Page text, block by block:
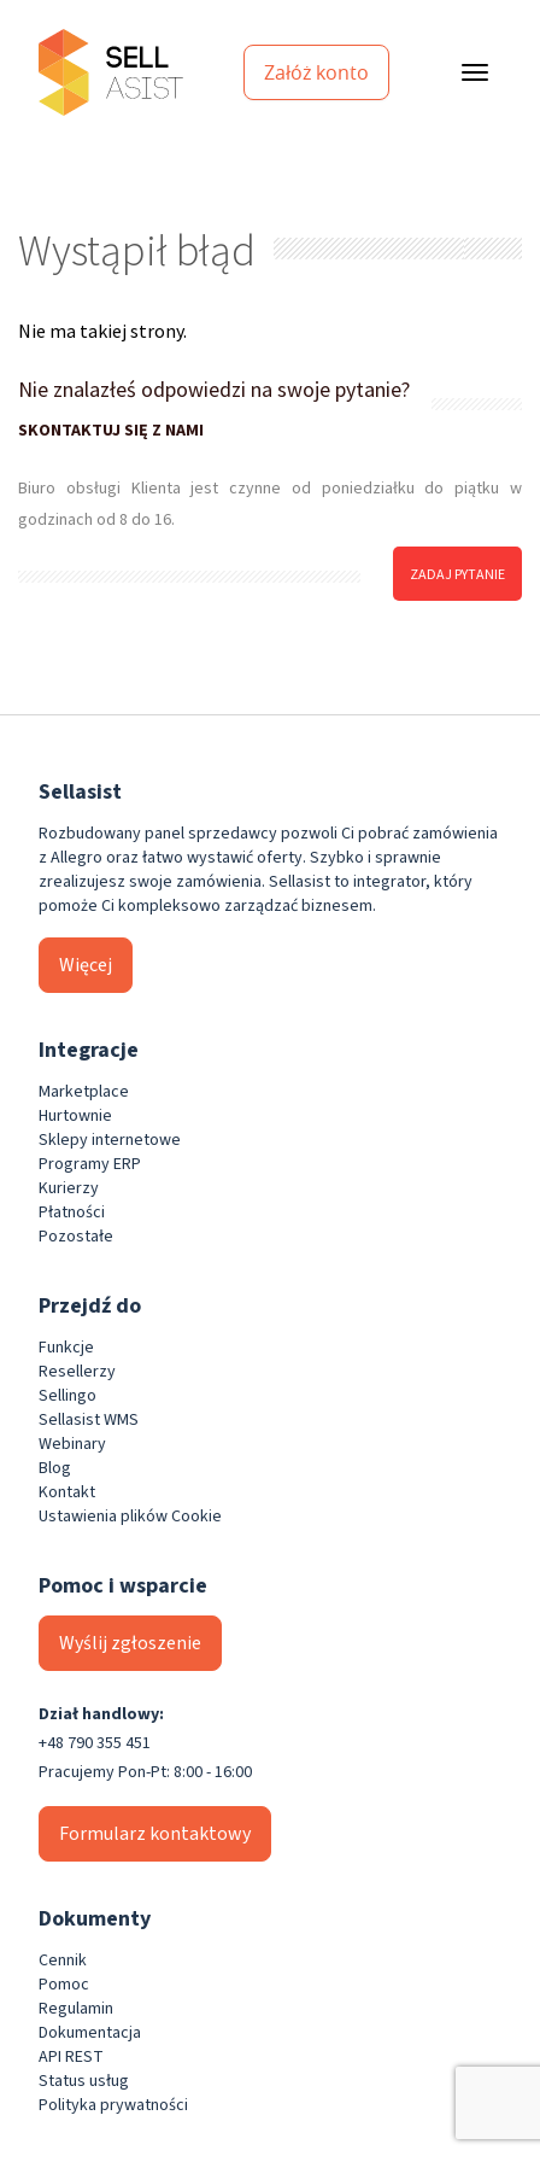
Załóż konto
Wystąpił błąd
Nie ma takiej strony.
Nie znalazłeś odpowiedzi na swoje pytanie?
SKONTAKTUJ SIĘ Z NAMI
Biuro obsługi Klienta jest czynne od poniedziałku do piątku w
godzinach od 8 do 16.
ZADAJ PYTANIE
Sellasist
Rozbudowany panel sprzedawcy pozwoli Ci pobrać zamówienia
z Allegro oraz łatwo wystawić oferty. Szybko i sprawnie
zrealizujesz swoje zamówienia. Sellasist to integrator, który
pomoże Ci kompleksowo zarządzać biznesem.
Więcej
Integracje
Marketplace
Hurtownie
Sklepy internetowe
Programy ERP
Kurierzy
Płatności
Pozostałe
Przejdź do
Funkcje
Resellerzy
Sellingo
Sellasist WMS
Webinary
Blog
Kontakt
Ustawienia plików Cookie
Pomoc i wsparcie
Wyślij zgłoszenie
Dział handlowy:
+48 790 355 451
Pracujemy Pon-Pt: 8:00 - 16:00
Formularz kontaktowy
Dokumenty
Cennik
Pomoc
Regulamin
Dokumentacja
API REST
Status usług
Polityka prywatności